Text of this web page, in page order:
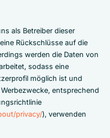
als Betreiber dieser
Rückschlüsse auf die
werden die Daten von
sodass eine
möglich ist und
entsprechend
privacy/), verwenden